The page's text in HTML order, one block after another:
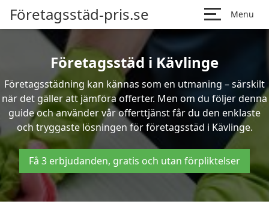
Företagsstäd-pris.se Menu
Företagsstäd i Kävlinge
Företagsstädning kan kännas som en utmaning – särskilt
när det gäller att jämföra offerter. Men om du följer denna
guide och använder vår offerttjänst får du den enklaste
och tryggaste lösningen för företagsstäd i Kävlinge.
Få 3 erbjudanden, gratis och utan förpliktelser